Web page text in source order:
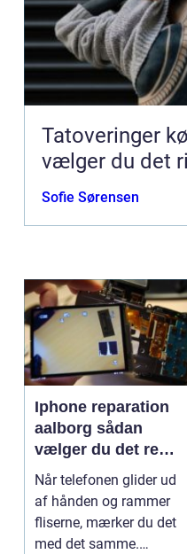
Tatoveringer
vælger du det
Sofie Sørensen
Iphone reparation
aalborg sådan
vælger du det rette
værksted
Når telefonen glider ud
af hånden og rammer
fliserne, mærker du det
med det samme.